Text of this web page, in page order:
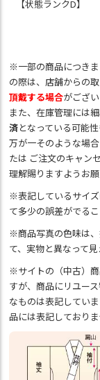
【状態ランクD】
※一部の商品につき
の際は、店舗からの
頂戴する場合がござい
また、在庫管理には
済となっている可能性
万が一そのような場
たは ご注文のキャン
理解賜りますようお願
※表記しているサイ
て多少の誤差がでる
※商品写真の色味は
て、実物と異なって
※サイトの（中古）
すが、商品にリユー
なものは表記してい
品には表記しており